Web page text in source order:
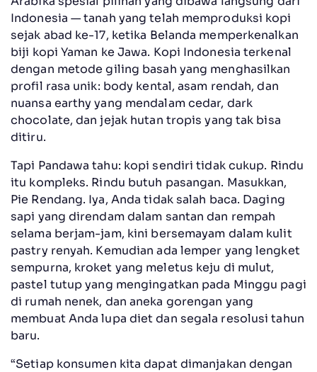
Indonesia — tanah yang telah memproduksi kopi
sejak abad ke-17, ketika Belanda memperkenalkan
biji kopi Yaman ke Jawa. Kopi Indonesia terkenal
dengan metode giling basah yang menghasilkan
profil rasa unik: body kental, asam rendah, dan
nuansa earthy yang mendalam cedar, dark
chocolate, dan jejak hutan tropis yang tak bisa
ditiru.
Tapi Pandawa tahu: kopi sendiri tidak cukup. Rindu
itu kompleks. Rindu butuh pasangan. Masukkan,
Pie Rendang. Iya, Anda tidak salah baca. Daging
sapi yang direndam dalam santan dan rempah
selama berjam-jam, kini bersemayam dalam kulit
pastry renyah. Kemudian ada lemper yang lengket
sempurna, kroket yang meletus keju di mulut,
pastel tutup yang mengingatkan pada Minggu pagi
di rumah nenek, dan aneka gorengan yang
membuat Anda lupa diet dan segala resolusi tahun
baru.
“Setiap konsumen kita dapat dimanjakan dengan